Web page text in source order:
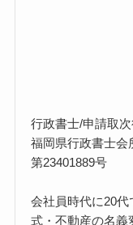
行政書士/申請取
福岡県行政書士会
第23401889号
会社員時代に20
式・不動産の名義